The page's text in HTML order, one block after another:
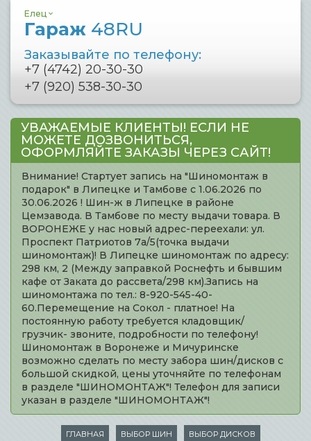
Елец
Гараж 48RU
Заказывайте по телефону:
+7 (4742) 20-30-30
+7 (920) 538-30-30
УВАЖАЕМЫЕ КЛИЕНТЫ! ЕСЛИ НЕ
МОЖЕТЕ ДОЗВОНИТЬСЯ,
ОФОРМЛЯЙТЕ ЗАКАЗЫ ЧЕРЕЗ САЙТ!
Внимание! Стартует запись на "Шиномонтаж в
подарок" в Липецке и Тамбове с 1.06.2026 по
30.06.2026 ! Шин-ж в Липецке в районе
Цемзавода. В Тамбове по месту выдачи товара. В
ВОРОНЕЖЕ у нас новый адрес-переехали: ул.
Проспект Патриотов 7а/5(точка выдачи
шиномонтаж)! В Липецке шиномонтаж по адресу:
298 км, 2 (Между заправкой Роснефть и бывшим
кафе от Заката до рассвета/298 км).Запись на
шиномонтажа по тел.: 8-920-545-40-
60.Перемещение на Сокол - платное! На
постоянную работу требуется кладовщик/
грузчик- звоните, подробности по телефону!
Шиномонтаж в Воронеже и Мичуринске
возможно сделать по месту забора шин/дисков с
большой скидкой, цены уточняйте по телефонам
в разделе "ШИНОМОНТАЖ"! Телефон для записи
указан в разделе "ШИНОМОНТАЖ"!
ГЛАВНАЯ ВЫБОР ШИН ВЫБОР ДИСКОВ